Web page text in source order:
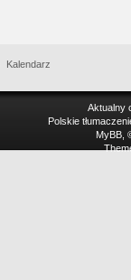
Kalendarz
Aktualny
Polskie
MyBB